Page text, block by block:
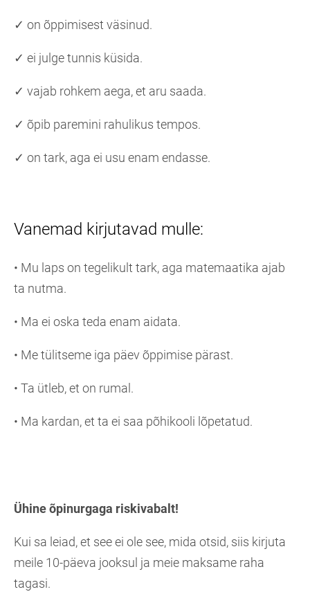
✓ on õppimisest väsinud.
✓ ei julge tunnis küsida.
✓ vajab rohkem aega, et aru saada.
✓ õpib paremini rahulikus tempos.
✓ on tark, aga ei usu enam endasse.
Vanemad kirjutavad mulle:
• Mu laps on tegelikult tark, aga matemaatika ajab
ta nutma.
• Ma ei oska teda enam aidata.
• Me tülitseme iga päev õppimise pärast.
• Ta ütleb, et on rumal.
• Ma kardan, et ta ei saa põhikooli lõpetatud.
Ühine õpinurgaga riskivabalt!
Kui sa leiad, et see ei ole see, mida otsid, siis kirjuta
meile 10-päeva jooksul ja meie maksame raha
tagasi.